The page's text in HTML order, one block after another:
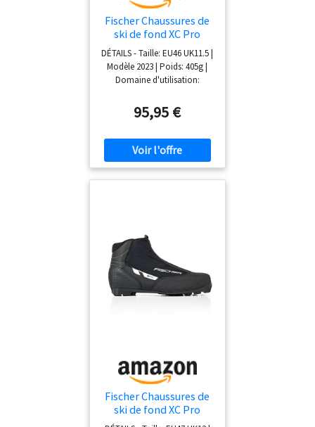
Fischer Chaussures de
ski de fond XC Pro
EU46 UK11.5 Bottes de
ski 2023 pour reliure
NNN
DÉTAILS - Taille: EU46 UK11.5 |
Modèle 2023 | Poids: 405g |
Domaine d'utilisation:
Équipement – Semelle :
Turnamic Touring |
Technologie : Fischer Fresh.
Casquette intérieure moulée
Housse en dentelle | Ladies Fit
Pro. La base pour plus de
confort dans la neige est un
ajustement confortable. La
languette supérieure garantit
qu'aucune neige ne peut
95,95 €
Fischer Chaussures de
ski de fond XC Pro
EU47 UK12 Bottes de